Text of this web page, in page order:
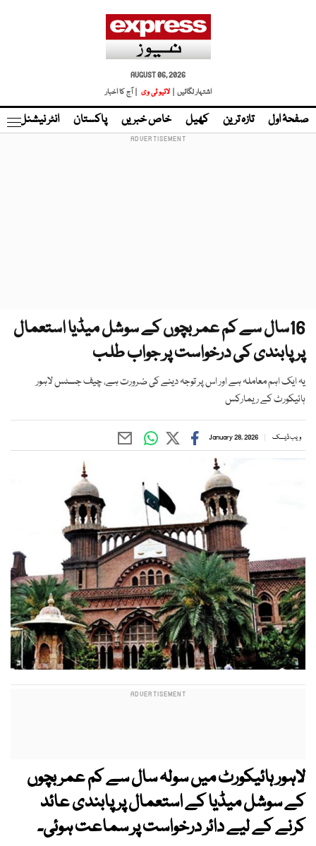
AUGUST 06, 2026
اشتہار لگائیں |
لائیو ٹی وی | آج کا اخبار
صفحۂ اول تازہ ترین کھیل خاص خبریں پاکستان انٹر نیشنل
16سال سے کم عمر بچوں کے سوشل میڈیا استعمال
پر پابندی کی درخواست پر جواب طلب
یہ ایک اہم معاملہ ہے اور اس پر توجہ دینے کی ضرورت ہے، چیف جسٹس لاہور
ہائیکورٹ کے ریمارکس
ویب ڈیسک January 28, 2026
لاہور ہائیکورٹ میں سولہ سال سے کم عمر بچوں
کے سوشل میڈیا کے استعمال پر پابندی عائد
کرنے کے لیے دائر درخواست پر سماعت ہوئی۔